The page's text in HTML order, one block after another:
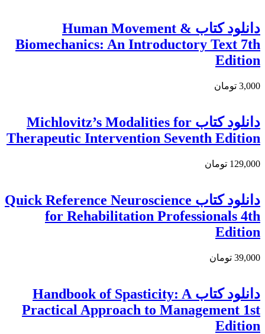
دانلود كتاب Human Movement &
Biomechanics: An Introductory Text 7th
Edition
3,000 تومان
دانلود کتاب Michlovitz’s Modalities for
Therapeutic Intervention Seventh Edition
129,000 تومان
دانلود کتاب Quick Reference Neuroscience
for Rehabilitation Professionals 4th
Edition
39,000 تومان
دانلود کتاب Handbook of Spasticity: A
Practical Approach to Management 1st
Edition